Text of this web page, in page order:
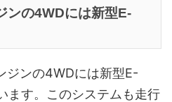
ンの4WDには新型E-
ジンの4WDには新型E-
ます。このシステムも走行